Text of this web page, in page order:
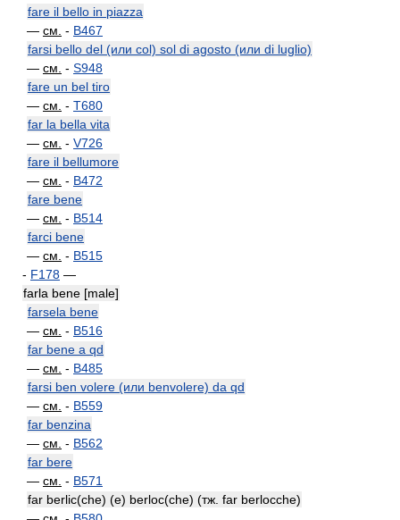
fare il bello in piazza
— см. - B467
farsi bello del (или col) sol di agosto (или di luglio)
— см. - S948
fare un bel tiro
— см. - T680
far la bella vita
— см. - V726
fare il bellumore
— см. - B472
fare bene
— см. - B514
farci bene
— см. - B515
- F178 —
farla bene [male]
farsela bene
— см. - B516
far bene a qd
— см. - B485
farsi ben volere (или benvolere) da qd
— см. - B559
far benzina
— см. - B562
far bere
— см. - B571
far berlic(che) (e) berloc(che) (тж. far berlocche)